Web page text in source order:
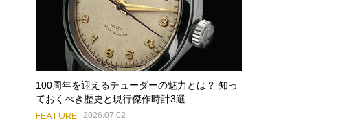
100周年を迎えるチューダーの魅力とは？ 知っ
ておくべき歴史と現行傑作時計3選
FEATURE 2026.07.02